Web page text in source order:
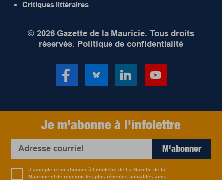
Critiques littéraires
© 2026 Gazette de la Mauricie. Tous droits
réservés. Politique de confidentialité
Je m'abonne à l'infolettre
M'abonner
J’accepte de m’abonner à l’infolettre de La Gazette de la
Mauricie et de recevoir les plus récentes actualités ainsi